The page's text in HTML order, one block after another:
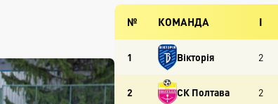
№ КОМАНДА І
1 Вікторія 2
2 СК Полтава 2